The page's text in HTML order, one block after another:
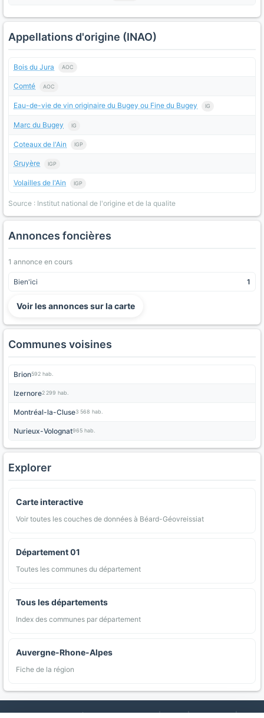
Appellations d'origine (INAO)
Bois du Jura AOC
Comté AOC
Eau-de-vie de vin originaire du Bugey ou Fine du Bugey IG
Marc du Bugey IG
Coteaux de l'Ain IGP
Gruyère IGP
Volailles de l'Ain IGP
Source : Institut national de l'origine et de la qualite
Annonces foncières
1 annonce en cours
Bien'ici 1
Voir les annonces sur la carte
Communes voisines
Brion592 hab.
Izernore2 299 hab.
Montréal-la-Cluse3 568 hab.
Nurieux-Volognat965 hab.
Explorer
Carte interactive
Voir toutes les couches de données à Béard-Géovreissiat
Département 01
Toutes les communes du département
Tous les départements
Index des communes par département
Auvergne-Rhone-Alpes
Fiche de la région
AgriMap — Données agricoles ouvertes | Carte | Communes |